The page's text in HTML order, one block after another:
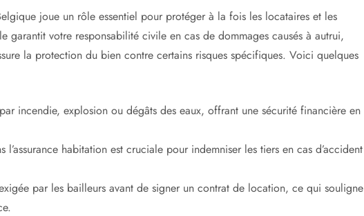
joue un rôle essentiel pour protéger à la fois les locataires et les
garantit votre responsabilité civile en cas de dommages causés à autrui,
la protection du bien contre certains risques spécifiques. Voici quelques
incendie, explosion ou dégâts des eaux, offrant une sécurité financière en
habitation est cruciale pour indemniser les tiers en cas d’accident
par les bailleurs avant de signer un contrat de location, ce qui souligne